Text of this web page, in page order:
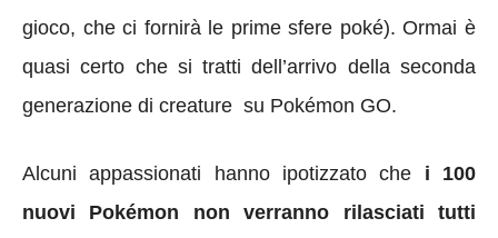
gioco, che ci fornirà le prime sfere poké). Ormai è
quasi certo che si tratti dell’arrivo della seconda
generazione di creature su Pokémon GO.
Alcuni appassionati hanno ipotizzato che i 100
nuovi Pokémon
non verranno rilasciati tutti